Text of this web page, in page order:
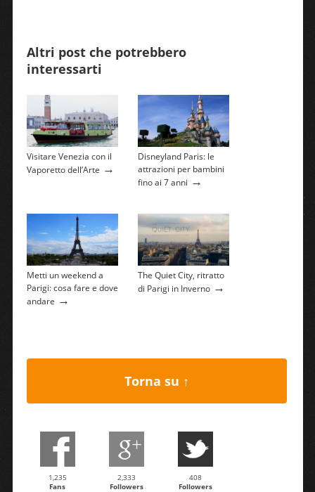
Altri post che potrebbero
interessarti
Visitare Venezia con il
Vaporetto dell’Arte →
Disneyland Paris: le
attrazioni per bambini
fino ai 7 anni →
Metti un weekend a
Parigi: cosa fare e dove
andare →
The Quiet City, ritratto
di Parigi in Inverno→
Torna su ↑
1,235
Fans
2,333
Followers
408
Followers